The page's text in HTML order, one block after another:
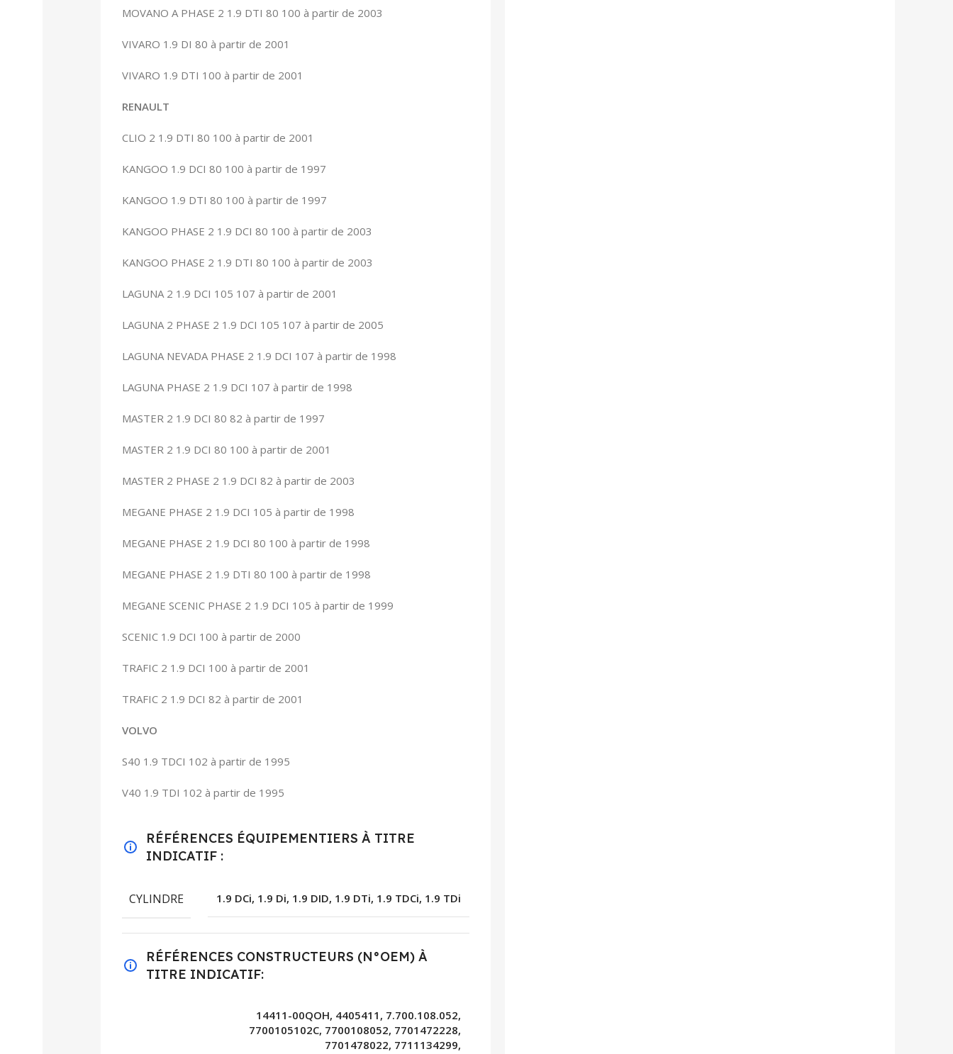
MOVANO A PHASE 2 1.9 DTI 80 100 à partir de 2003
VIVARO 1.9 DI 80 à partir de 2001
VIVARO 1.9 DTI 100 à partir de 2001
RENAULT
CLIO 2 1.9 DTI 80 100 à partir de 2001
KANGOO 1.9 DCI 80 100 à partir de 1997
KANGOO 1.9 DTI 80 100 à partir de 1997
KANGOO PHASE 2 1.9 DCI 80 100 à partir de 2003
KANGOO PHASE 2 1.9 DTI 80 100 à partir de 2003
LAGUNA 2 1.9 DCI 105 107 à partir de 2001
LAGUNA 2 PHASE 2 1.9 DCI 105 107 à partir de 2005
LAGUNA NEVADA PHASE 2 1.9 DCI 107 à partir de 1998
LAGUNA PHASE 2 1.9 DCI 107 à partir de 1998
MASTER 2 1.9 DCI 80 82 à partir de 1997
MASTER 2 1.9 DCI 80 100 à partir de 2001
MASTER 2 PHASE 2 1.9 DCI 82 à partir de 2003
MEGANE PHASE 2 1.9 DCI 105 à partir de 1998
MEGANE PHASE 2 1.9 DCI 80 100 à partir de 1998
MEGANE PHASE 2 1.9 DTI 80 100 à partir de 1998
MEGANE SCENIC PHASE 2 1.9 DCI 105 à partir de 1999
SCENIC 1.9 DCI 100 à partir de 2000
TRAFIC 2 1.9 DCI 100 à partir de 2001
TRAFIC 2 1.9 DCI 82 à partir de 2001
VOLVO
S40 1.9 TDCI 102 à partir de 1995
V40 1.9 TDI 102 à partir de 1995
RÉFÉRENCES ÉQUIPEMENTIERS À TITRE
INDICATIF :
CYLINDRE 1.9 DCi, 1.9 Di, 1.9 DID, 1.9 DTi, 1.9 TDCi, 1.9 TDi
RÉFÉRENCES CONSTRUCTEURS (N°OEM) À
TITRE INDICATIF:
14411-00QOH, 4405411, 7.700.108.052,
7700105102C, 7700108052, 7701472228,
7701478022, 7711134299,